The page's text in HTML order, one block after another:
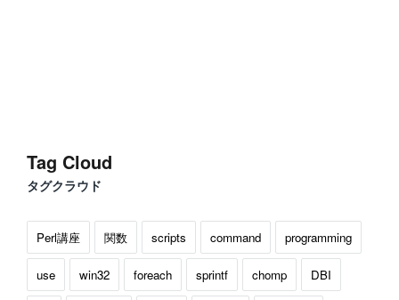
Tag Cloud
タグクラウド
Perl講座 関数 scripts command programming
use win32 foreach sprintf chomp DBI